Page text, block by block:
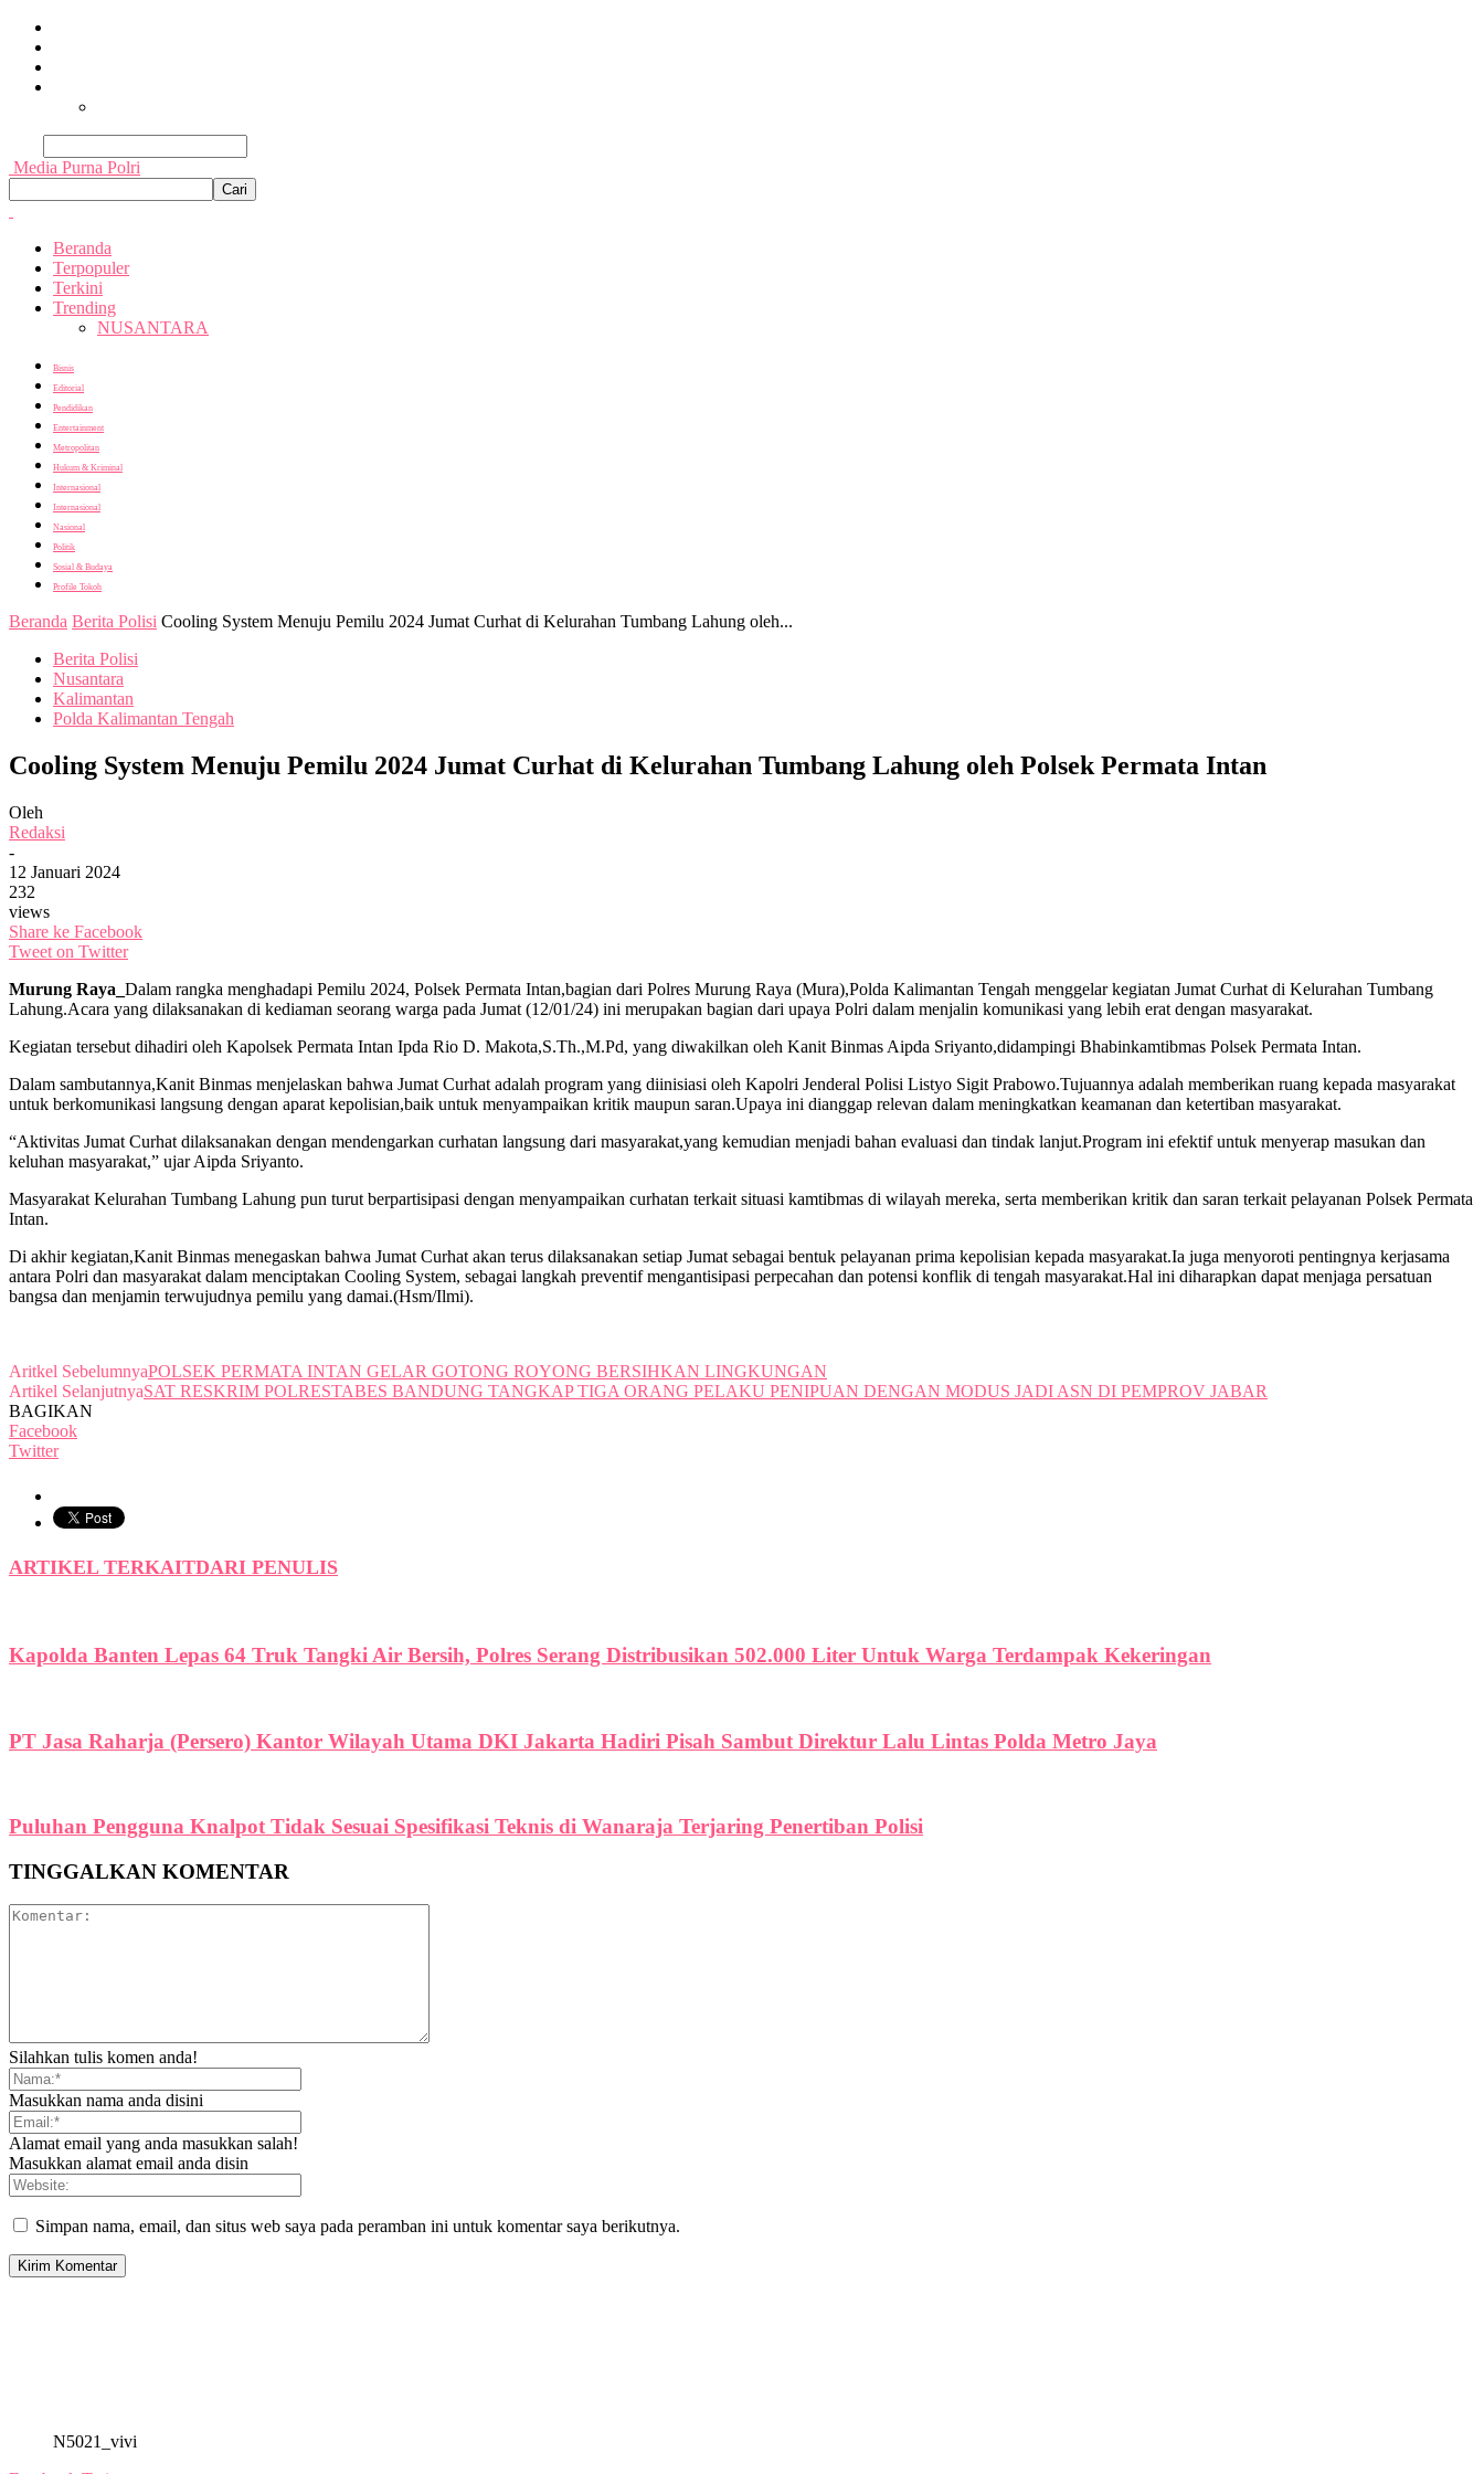
Media Purna Polri
Beranda
Terpopuler
Terkini
Trending
NUSANTARA
Bisnis
Editorial
Pendidikan
Entertainment
Metropolitan
Hukum & Kriminal
Internasional
Internasional
Nasional
Politik
Sosial & Budaya
Profile Tokoh
Beranda Berita Polisi Cooling System Menuju Pemilu 2024 Jumat Curhat di Kelurahan Tumbang Lahung oleh...
Berita Polisi
Nusantara
Kalimantan
Polda Kalimantan Tengah
Cooling System Menuju Pemilu 2024 Jumat Curhat di Kelurahan Tumbang Lahung oleh Polsek Permata Intan
Oleh
Redaksi
-
12 Januari 2024
232
views
Share ke Facebook
Tweet on Twitter
Murung Raya_ Dalam rangka menghadapi Pemilu 2024, Polsek Permata Intan,bagian dari Polres Murung Raya (Mura),Polda Kalimantan Tengah menggelar kegiatan Jumat Curhat di Kelurahan Tumbang
Lahung.Acara yang dilaksanakan di kediaman seorang warga pada Jumat (12/01/24) ini merupakan bagian dari upaya Polri dalam menjalin komunikasi yang lebih erat dengan masyarakat.
Kegiatan tersebut dihadiri oleh Kapolsek Permata Intan Ipda Rio D. Makota,S.Th.,M.Pd, yang diwakilkan oleh Kanit Binmas Aipda Sriyanto,didampingi Bhabinkamtibmas Polsek Permata Intan.
Dalam sambutannya,Kanit Binmas menjelaskan bahwa Jumat Curhat adalah program yang diinisiasi oleh Kapolri Jenderal Polisi Listyo Sigit Prabowo.Tujuannya adalah memberikan ruang kepada masyarakat
untuk berkomunikasi langsung dengan aparat kepolisian,baik untuk menyampaikan kritik maupun saran.Upaya ini dianggap relevan dalam meningkatkan keamanan dan ketertiban masyarakat.
“Aktivitas Jumat Curhat dilaksanakan dengan mendengarkan curhatan langsung dari masyarakat,yang kemudian menjadi bahan evaluasi dan tindak lanjut.Program ini efektif untuk menyerap masukan dan
keluhan masyarakat,” ujar Aipda Sriyanto.
Masyarakat Kelurahan Tumbang Lahung pun turut berpartisipasi dengan menyampaikan curhatan terkait situasi kamtibmas di wilayah mereka, serta memberikan kritik dan saran terkait pelayanan Polsek Permata
Intan.
Di akhir kegiatan,Kanit Binmas menegaskan bahwa Jumat Curhat akan terus dilaksanakan setiap Jumat sebagai bentuk pelayanan prima kepolisian kepada masyarakat.Ia juga menyoroti pentingnya kerjasama
antara Polri dan masyarakat dalam menciptakan Cooling System, sebagai langkah preventif mengantisipasi perpecahan dan potensi konflik di tengah masyarakat.Hal ini diharapkan dapat menjaga persatuan
bangsa dan menjamin terwujudnya pemilu yang damai.(Hsm/Ilmi).
Aritkel SebelumnyaPOLSEK PERMATA INTAN GELAR GOTONG ROYONG BERSIHKAN LINGKUNGAN
Artikel SelanjutnyaSAT RESKRIM POLRESTABES BANDUNG TANGKAP TIGA ORANG PELAKU PENIPUAN DENGAN MODUS JADI ASN DI PEMPROV JABAR
BAGIKAN
Facebook
Twitter
ARTIKEL TERKAITDARI PENULIS
Kapolda Banten Lepas 64 Truk Tangki Air Bersih, Polres Serang Distribusikan 502.000 Liter Untuk Warga Terdampak Kekeringan
PT Jasa Raharja (Persero) Kantor Wilayah Utama DKI Jakarta Hadiri Pisah Sambut Direktur Lalu Lintas Polda Metro Jaya
Puluhan Pengguna Knalpot Tidak Sesuai Spesifikasi Teknis di Wanaraja Terjaring Penertiban Polisi
TINGGALKAN KOMENTAR
Silahkan tulis komen anda!
Masukkan nama anda disini
Alamat email yang anda masukkan salah!
Masukkan alamat email anda disin
Simpan nama, email, dan situs web saya pada peramban ini untuk komentar saya berikutnya.
N5021_vivi